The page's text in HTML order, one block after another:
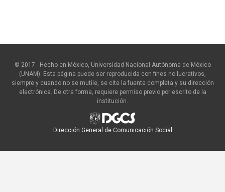
© 2017 - Hecho en México, Universidad Nacional Autónoma de México
(UNAM). Esta página puede ser reproducida con fines no lucrativos,
siempre y cuando no se mutile, se cite la fuente completa y su dirección
electrónica. De otra forma, requiere permiso previo por escrito de la
institución.
Dirección General de Comunicación Social